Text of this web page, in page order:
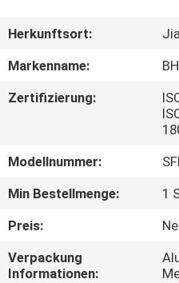
FABRIK-
AUSFLUG
DATENSCHUTZ-
BESTIMMUNGEN
Herkunftsort:
Markenname:
Zertifizierung:
Modellnummer:
Min Bestellmenge:
1
Preis:
Verpackung
Informationen: